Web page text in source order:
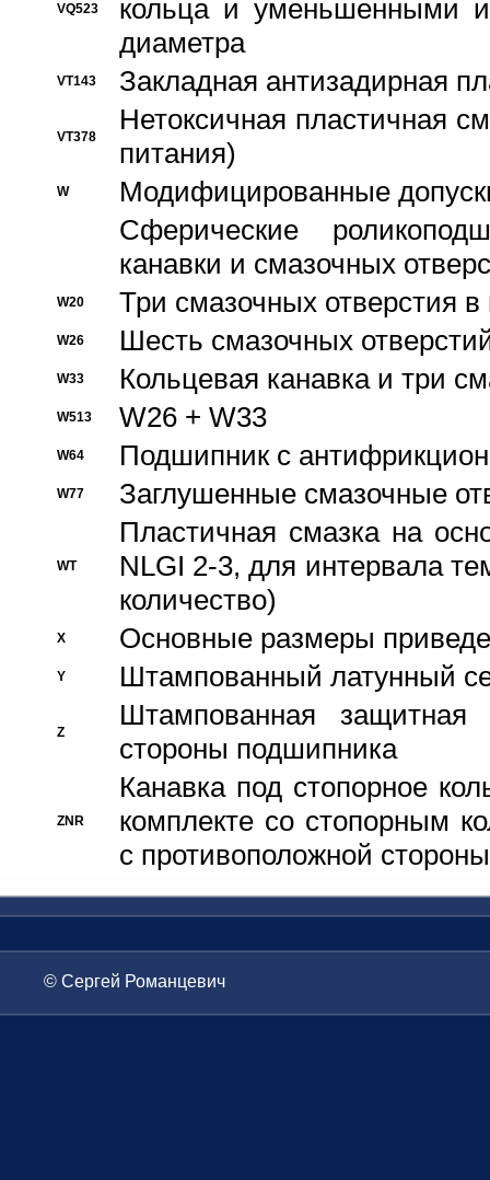
VQ523
кольца и уменьшенными
диаметра
VT143 Закладная антизадирная
VT378
Нетоксичная пластичная
питания)
W
Модифицированные
Сферические
канавки и смазочных
W20 Три смазочных отверстия
W26 Шесть смазочных
W33 Кольцевая канавка и три
W513 W26 + W33
W64 Подшипник с
W77 Заглушенные смазочные
WT
Пластичная смазка на
NLGI 2-3, для интервала
количество)
X Основные размеры
Y Штампованный латунный
Z
Штампованная
стороны подшипника
ZNR
Канавка под стопорное
комплекте со стопорным
с противоположной стороны
© Сергей Романцевич